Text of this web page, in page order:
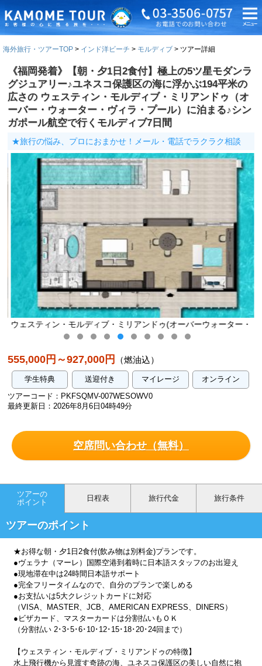
海外旅行・ツアーTOP インド洋ビーチ モルディブ ツアー詳細
《福岡発着》【朝・夕1日2食付】極上の5ツ星モダンラ
グジュアリー♪ユネスコ保護区の海に浮かぶ194平米の
広さの ウェスティン・モルディブ・ミリアンドゥ（オ
ーバー・ウォーター・ヴィラ・プール）に泊まる♪シン
ガポール航空で行くモルディブ7日間
★旅行の悩み、プロにおまかせ！メール・電話でラクラク相談
ウェスティン・モルディブ・ミリアンドゥ(オーバーウォーター・
ヴィラ・プール)／イメージ
555,000円～927,000円 （燃油込）
学生特典 送迎付き マイレージ
オンライン
ツアーコード：PKFSQMV-007WESOWV0
最終更新日：2026年8月6日04時49分
空席問い合わせ（無料）
ツアーの
ポイント
日程表 旅行代金 旅行条件
ツアーのポイント
★お得な朝・夕1日2食付(飲み物は別料金)プランです。
●ヴェラナ（マーレ）国際空港到着時に日本語スタッフのお出迎え
●現地滞在中は24時間日本語サポート
●完全フリータイムなので、自分のプランで楽しめる
●お支払いは5大クレジットカードに対応
（VISA、MASTER、JCB、AMERICAN EXPRESS、DINERS）
●ビザカード、マスターカードは分割払いもＯＫ
（分割払い 2･3･5･6･10･12･15･18･20･24回まで）
【ウェスティン・モルディブ・ミリアンドゥの特徴】
水上飛行機から見渡す奇跡の海、ユネスコ保護区の美しい自然に抱